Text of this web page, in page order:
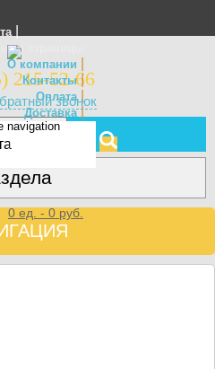
страницы
О компании
Контакты |
Оплата |
Доставка |
Отзывы
215-52-66
звонок
0 ед. - 0 руб.
navigation
МЕНЮ